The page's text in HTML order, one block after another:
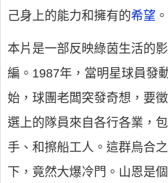
己身上的能力和擁有的希望 。
本片是一部反映綠茵生活的
編。1987年，當明星球員發
始，球團老闆突發奇想，要
選上的隊員來自各行各業，
手、和擦船工人。這群烏合
下，竟然大爆冷門。山恩是